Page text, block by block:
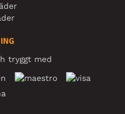
tryggt med